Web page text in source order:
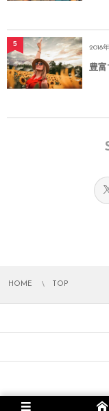
2018
豊富
5
HOME TOP